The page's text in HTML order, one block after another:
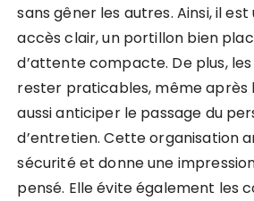
sans gêner les autres. Ainsi, il
accès clair, un portillon bien
d’attente compacte. De plus,
rester praticables, même après
aussi anticiper le passage du
d’entretien. Cette organisation
sécurité et donne une
pensé. Elle évite également les